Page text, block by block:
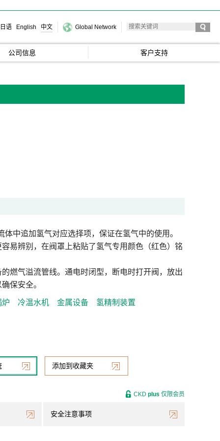
日语 English 中文 Global Network
公司信息 客户支持
体中追加氢气对应选择项，保证在氢气中的使用。
易辨别，在阀罩上粘贴了氢气专用颜色（红色）铭
燃气溢流管线。通电时闭型，断电时打开阀，放出
保安全。
炉 冷温水机 金属设备 氢精制装置
添加到收藏夹
安全注意事项
CKD plus 仅限会员